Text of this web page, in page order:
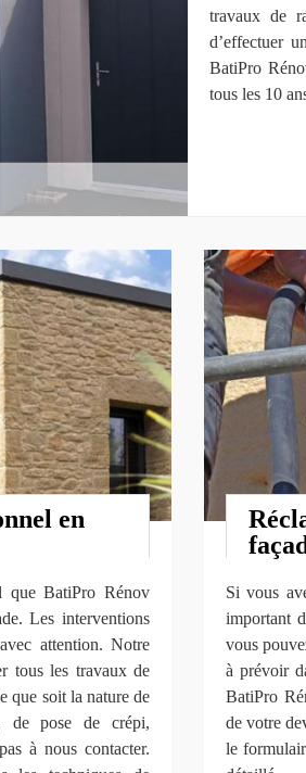
travaux de
d’effectuer
BatiPro
tous les 10
en
que BatiPro Rénov
Les interventions
attention. Notre
tous les travaux de
que soit la nature de
de pose de crépi,
à nous contacter.
Si vous
important
vous
à prévoir
BatiPro
de votre
le